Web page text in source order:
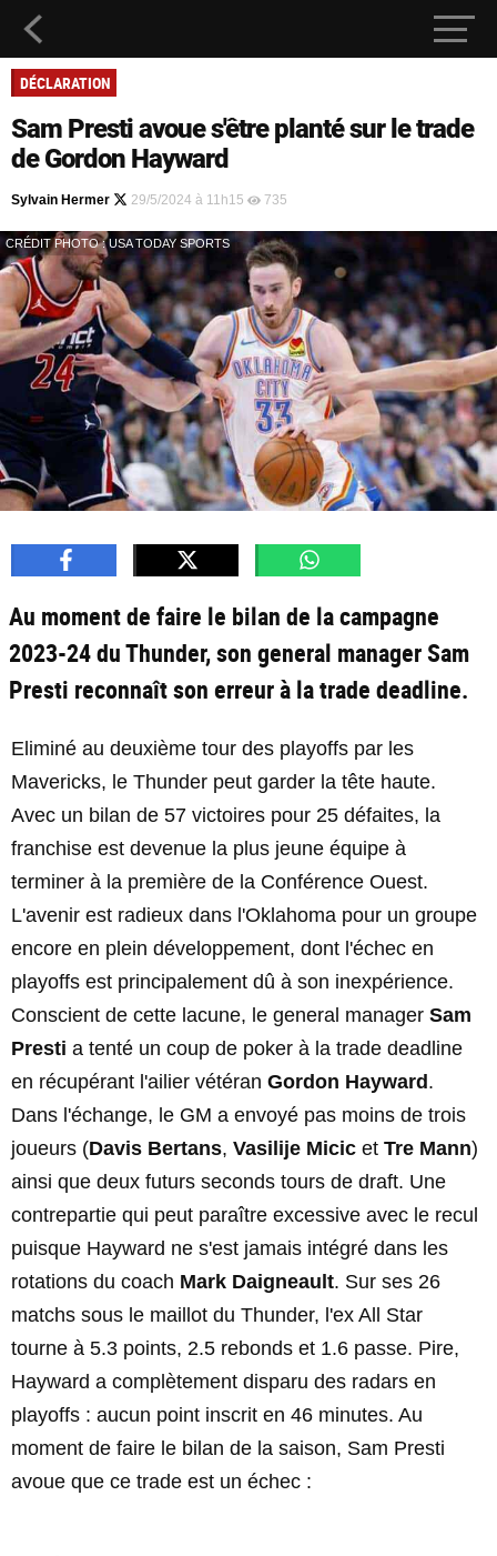
DÉCLARATION
Sam Presti avoue s'être planté sur le trade
de Gordon Hayward
Sylvain Hermer 29/5/2024 à 11h15 735
CRÉDIT PHOTO : USA TODAY SPORTS
Au moment de faire le bilan de la campagne
2023-24 du Thunder, son general manager Sam
Presti reconnaît son erreur à la trade deadline.
Eliminé au deuxième tour des playoffs par les
Mavericks, le Thunder peut garder la tête haute.
Avec un bilan de 57 victoires pour 25 défaites, la
franchise est devenue la plus jeune équipe à
terminer à la première de la Conférence Ouest.
L'avenir est radieux dans l'Oklahoma pour un groupe
encore en plein développement, dont l'échec en
playoffs est principalement dû à son inexpérience.
Conscient de cette lacune, le general manager Sam
Presti a tenté un coup de poker à la trade deadline
en récupérant l'ailier vétéran Gordon Hayward .
Dans l'échange, le GM a envoyé pas moins de trois
joueurs (Davis Bertans, Vasilije Micic et Tre Mann)
ainsi que deux futurs seconds tours de draft. Une
contrepartie qui peut paraître excessive avec le recul
puisque Hayward ne s'est jamais intégré dans les
rotations du coach Mark Daigneault. Sur ses 26
matchs sous le maillot du Thunder, l'ex All Star
tourne à 5.3 points, 2.5 rebonds et 1.6 passe. Pire,
Hayward a complètement disparu des radars en
playoffs : aucun point inscrit en 46 minutes. Au
moment de faire le bilan de la saison, Sam Presti
avoue que ce trade est un échec :